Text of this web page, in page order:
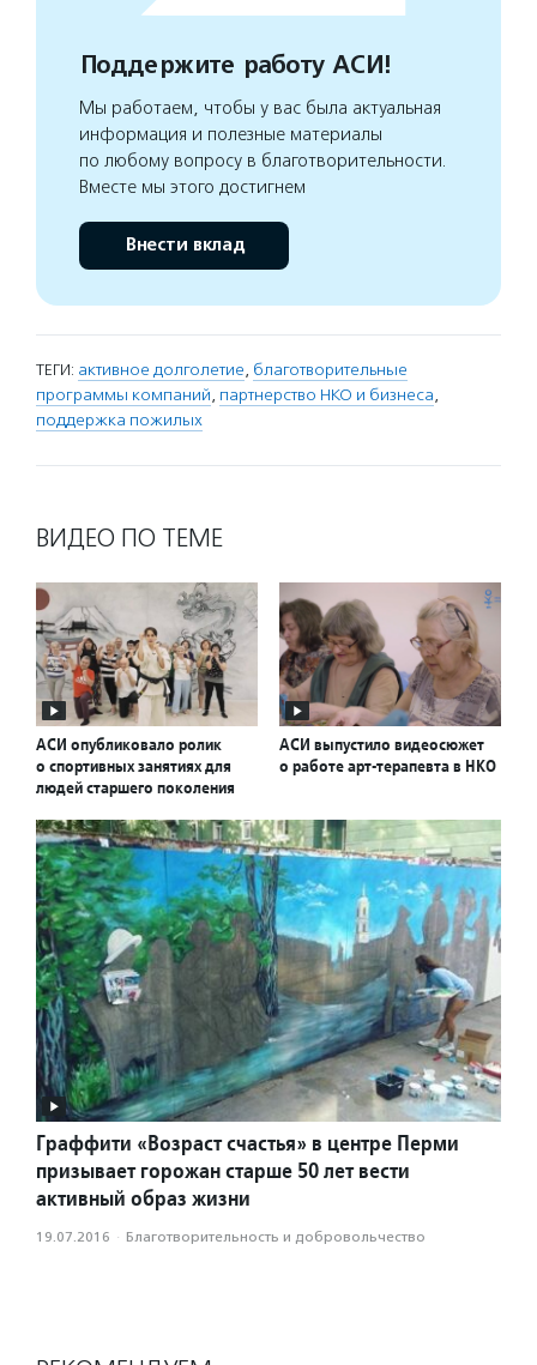
Поддержите работу АСИ!
Мы работаем, чтобы у вас была актуальная
информация и полезные материалы
по любому вопросу в благотворительности.
Вместе мы этого достигнем
Внести вклад
ТЕГИ: активное долголетие, благотворительные
программы компаний, партнерство НКО и бизнеса,
поддержка пожилых
ВИДЕО ПО ТЕМЕ
АСИ опубликовало ролик
о спортивных занятиях для
людей старшего поколения
АСИ выпустило видеосюжет
о работе арт-терапевта в НКО
Граффити «Возраст счастья» в центре Перми
призывает горожан старше 50 лет вести
активный образ жизни
19.07.2016 · Благотвори­тель­ность и доброволь­чест­во